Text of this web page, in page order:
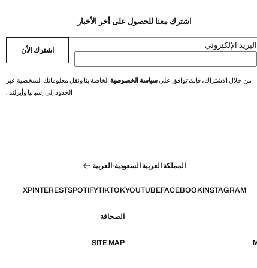
اشترك معنا للحصول على أخر الأخبار
البريد الإلكتروني اشترك الأن
من خلال الاشتراك، فإنك توافق علىسياسة الخصوصية الخاصة بنا ونقل معلوماتك الشخصية عبر
الحدود إلى إسبانيا وأيرلندا.
المملكة العربية السعودية·العربية
INSTAGRAM
FACEBOOK
YOUTUBE
TIKTOK
SPOTIFY
PINTEREST
X
الصحافة
SITE MAP